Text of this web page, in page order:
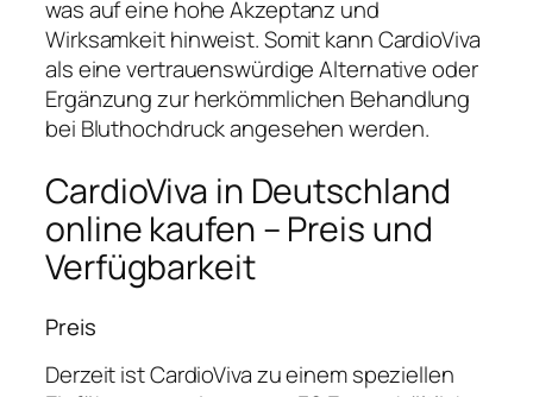
was auf eine hohe Akzeptanz und
Wirksamkeit hinweist. Somit kann CardioViva
als eine vertrauenswürdige Alternative oder
Ergänzung zur herkömmlichen Behandlung
bei Bluthochdruck angesehen werden.
CardioViva in Deutschland
online kaufen – Preis und
Verfügbarkeit
Preis
Derzeit ist CardioViva zu einem speziellen